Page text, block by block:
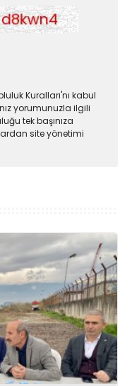
Kuralları'nı kabul
yorumunuzla ilgili
tek başınıza
site yönetimi